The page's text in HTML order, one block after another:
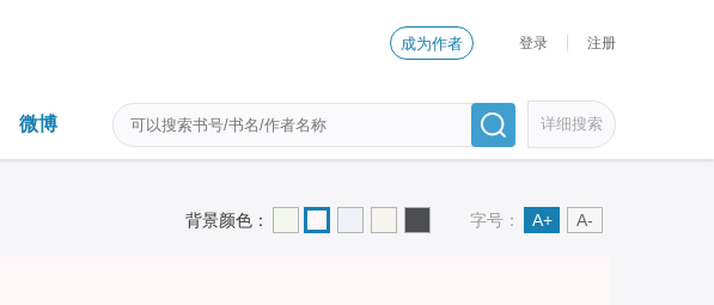
成为作者 登录 注册
微博 详细搜索
背景颜色： 字号： A+ A-